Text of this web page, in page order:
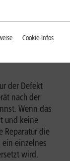
Gerät
der Defekt
nach der
Wenn das
und keine
Reparatur die
einzelnes
wird.
Cookie-Infos